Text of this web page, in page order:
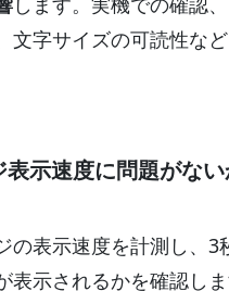
文字サイズの可読性な
示速度に問題がな
の表示速度を計測し、3
表示されるかを確認し